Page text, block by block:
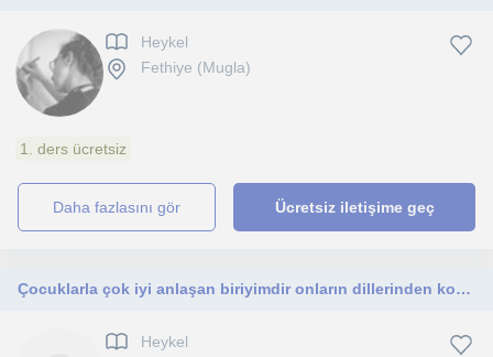
Heykel
Fethiye (Mugla)
1. ders ücretsiz
daha fazlasını gör Ücretsiz iletişime geç
Çocuklarla çok iyi anlaşan biriyimdir onların dillerinden konuşmayı severim
Heykel